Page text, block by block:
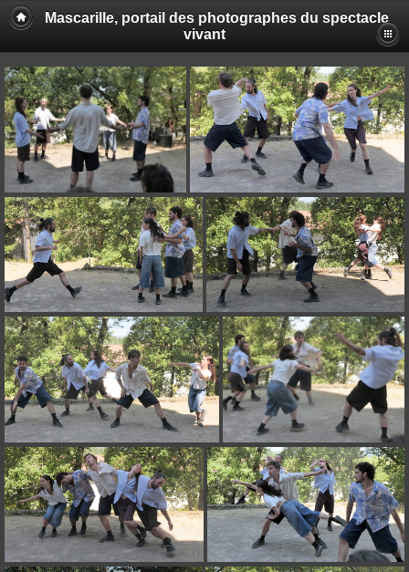
Mascarille, portail des photographes du spectacle
vivant